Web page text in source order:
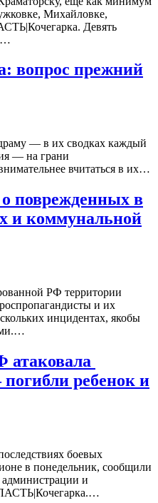
Михайловке,
Девять
вопрос прежний
— в их сводках каждый
— на грани
вчитаться в их…
поврежденных в
и коммунальной
РФ территории
и их
инцидентах, якобы
ребенок и
боевых
в понедельник, сообщили
и